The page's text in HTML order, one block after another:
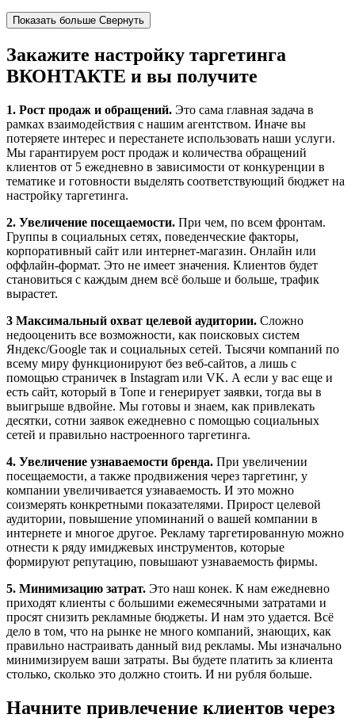
Показать больше Свернуть
Закажите настройку таргетинга
ВКОНТАКТЕ и вы получите
1. Рост продаж и обращений. Это сама главная задача в
рамках взаимодействия с нашим агентством. Иначе вы
потеряете интерес и перестанете использовать наши услуги.
Мы гарантируем рост продаж и количества обращений
клиентов от 5 ежедневно в зависимости от конкуренции в
тематике и готовности выделять соответствующий бюджет на
настройку таргетинга.
2. Увеличение посещаемости. При чем, по всем фронтам.
Группы в социальных сетях, поведенческие факторы,
корпоративный сайт или интернет-магазин. Онлайн или
оффлайн-формат. Это не имеет значения. Клиентов будет
становиться с каждым днем всё больше и больше, трафик
вырастет.
3 Максимальный охват целевой аудитории. Сложно
недооценить все возможности, как поисковых систем
Яндекс/Google так и социальных сетей. Тысячи компаний по
всему миру функционируют без веб-сайтов, а лишь с
помощью страничек в Instagram или VK. А если у вас еще и
есть сайт, который в Топе и генерирует заявки, тогда вы в
выигрыше вдвойне. Мы готовы и знаем, как привлекать
десятки, сотни заявок ежедневно с помощью социальных
сетей и правильно настроенного таргетинга.
4. Увеличение узнаваемости бренда. При увеличении
посещаемости, а также продвижения через таргетинг, у
компании увеличивается узнаваемость. И это можно
соизмерять конкретными показателями. Прирост целевой
аудитории, повышение упоминаний о вашей компании в
интернете и многое другое. Рекламу таргетированную можно
отнести к ряду имиджевых инструментов, которые
формируют репутацию, повышают узнаваемость фирмы.
5. Минимизацию затрат. Это наш конек. К нам ежедневно
приходят клиенты с большими ежемесячными затратами и
просят снизить рекламные бюджеты. И нам это удается. Всё
дело в том, что на рынке не много компаний, знающих, как
правильно настраивать данный вид рекламы. Мы изначально
минимизируем ваши затраты. Вы будете платить за клиента
столько, сколько это должно стоить. И ни рубля больше.
Начните привлечение клиентов через